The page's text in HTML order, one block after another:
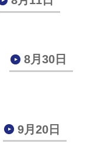
8月30日
9月20日